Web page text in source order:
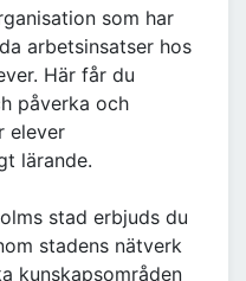
som har
arbetsinsatser hos
Här får du
påverka och
elever
lärande.
stad erbjuds du
stadens nätverk
kunskapsområden